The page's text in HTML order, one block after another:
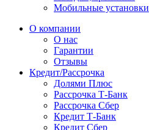
Мобильные установки
О компании
О нас
Гарантии
Отзывы
Кредит/Рассрочка
Долями Плюс
Рассрочка Т-Банк
Рассрочка Сбер
Кредит Т-Банк
Кредит Сбер